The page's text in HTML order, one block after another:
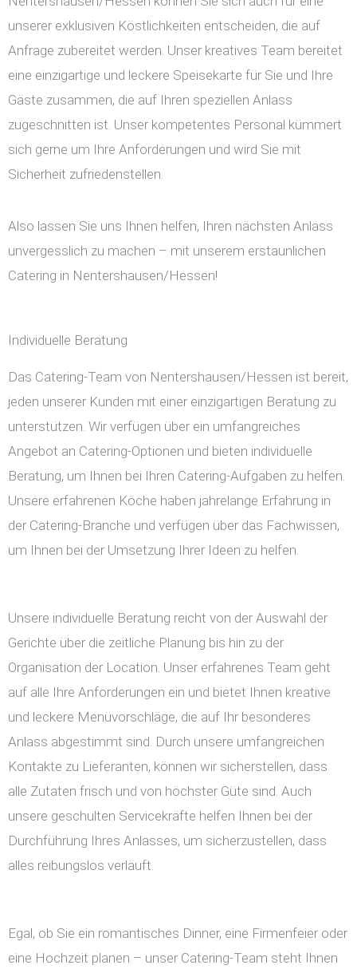
unserer exklusiven Köstlichkeiten entscheiden, die auf
Anfrage zubereitet werden. Unser kreatives Team bereitet
eine einzigartige und leckere Speisekarte für Sie und Ihre
Gäste zusammen, die auf Ihren speziellen Anlass
zugeschnitten ist. Unser kompetentes Personal kümmert
sich gerne um Ihre Anforderungen und wird Sie mit
Sicherheit zufriedenstellen.
Also lassen Sie uns Ihnen helfen, Ihren nächsten Anlass
unvergesslich zu machen – mit unserem erstaunlichen
Catering in Nentershausen/Hessen!
Individuelle Beratung
Das Catering-Team von Nentershausen/Hessen ist bereit,
jeden unserer Kunden mit einer einzigartigen Beratung zu
unterstützen. Wir verfügen über ein umfangreiches
Angebot an Catering-Optionen und bieten individuelle
Beratung, um Ihnen bei Ihren Catering-Aufgaben zu helfen.
Unsere erfahrenen Köche haben jahrelange Erfahrung in
der Catering-Branche und verfügen über das Fachwissen,
um Ihnen bei der Umsetzung Ihrer Ideen zu helfen.
Unsere individuelle Beratung reicht von der Auswahl der
Gerichte über die zeitliche Planung bis hin zu der
Organisation der Location. Unser erfahrenes Team geht
auf alle Ihre Anforderungen ein und bietet Ihnen kreative
und leckere Menüvorschläge, die auf Ihr besonderes
Anlass abgestimmt sind. Durch unsere umfangreichen
Kontakte zu Lieferanten, können wir sicherstellen, dass
alle Zutaten frisch und von höchster Güte sind. Auch
unsere geschulten Servicekräfte helfen Ihnen bei der
Durchführung Ihres Anlasses, um sicherzustellen, dass
alles reibungslos verläuft.
Egal, ob Sie ein romantisches Dinner, eine Firmenfeier oder
eine Hochzeit planen – unser Catering-Team steht Ihnen